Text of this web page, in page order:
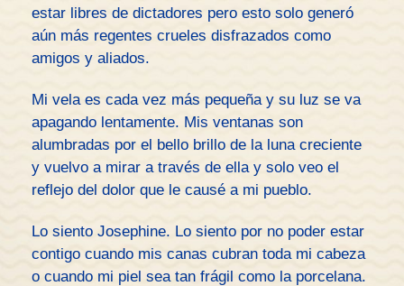
estar libres de dictadores pero esto solo generó
aún más regentes crueles disfrazados como
amigos y aliados.
Mi vela es cada vez más pequeña y su luz se va
apagando lentamente. Mis ventanas son
alumbradas por el bello brillo de la luna creciente
y vuelvo a mirar a través de ella y solo veo el
reflejo del dolor que le causé a mi pueblo.
Lo siento Josephine. Lo siento por no poder estar
contigo cuando mis canas cubran toda mi cabeza
o cuando mi piel sea tan frágil como la porcelana.